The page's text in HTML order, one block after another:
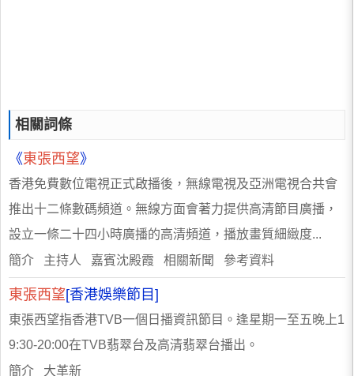
相關詞條
《東張西望》
香港免費數位電視正式啟播後，無線電視及亞洲電視合共會
推出十二條數碼頻道。無線方面會著力提供高清節目廣播，
設立一條二十四小時廣播的高清頻道，播放畫質細緻度...
簡介 主持人 嘉賓沈殿霞 相關新聞 參考資料
東張西望[香港娛樂節目]
東張西望指香港TVB一個日播資訊節目。逢星期一至五晚上1
9:30-20:00在TVB翡翠台及高清翡翠台播出。
簡介 大革新